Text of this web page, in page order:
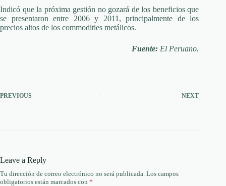
Indicó que la próxima gestión no gozará de los beneficios que
se presentaron entre 2006 y 2011, principalmente de los
precios altos de los commodities metálicos.
Fuente: El Peruano.
PREVIOUS NEXT
Leave a Reply
Tu dirección de correo electrónico no será publicada. Los campos
obligatorios están marcados con *